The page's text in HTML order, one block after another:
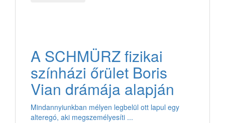
A SCHMÜRZ fizikai
színházi őrület Boris
Vian drámája alapján
Mindannyiunkban mélyen legbelül ott lapul egy
alteregó, aki megszemélyesíti ...